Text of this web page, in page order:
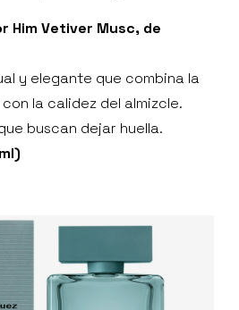
Him Vetiver Musc, de
y elegante que combina la
la calidez del almizcle.
buscan dejar huella.